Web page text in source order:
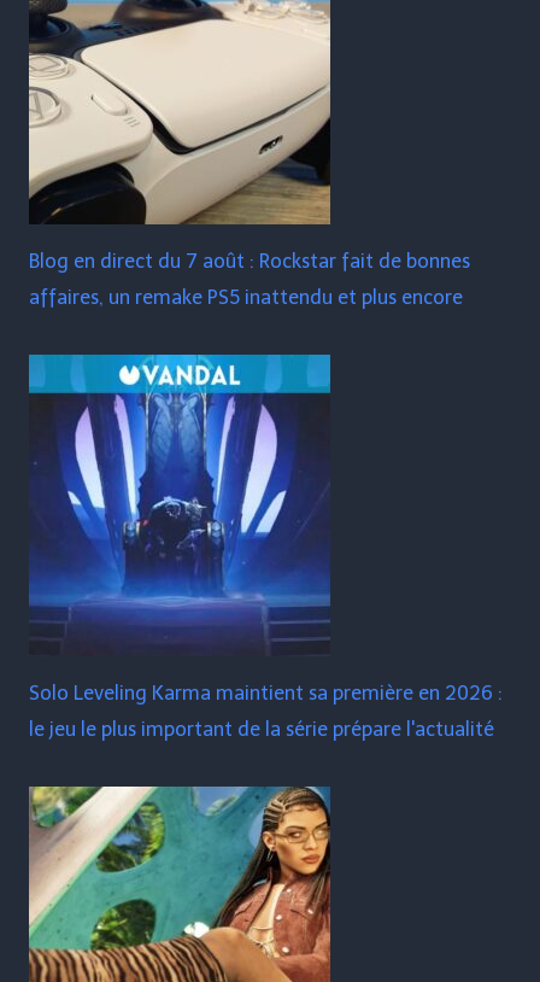
Blog en direct du 7 août : Rockstar fait de bonnes
affaires, un remake PS5 inattendu et plus encore
Solo Leveling Karma maintient sa première en 2026 :
le jeu le plus important de la série prépare l'actualité